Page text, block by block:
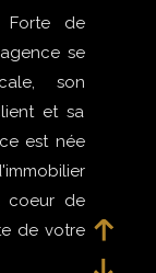
Forte de
se
son
et sa
est née
coeur de
de votre